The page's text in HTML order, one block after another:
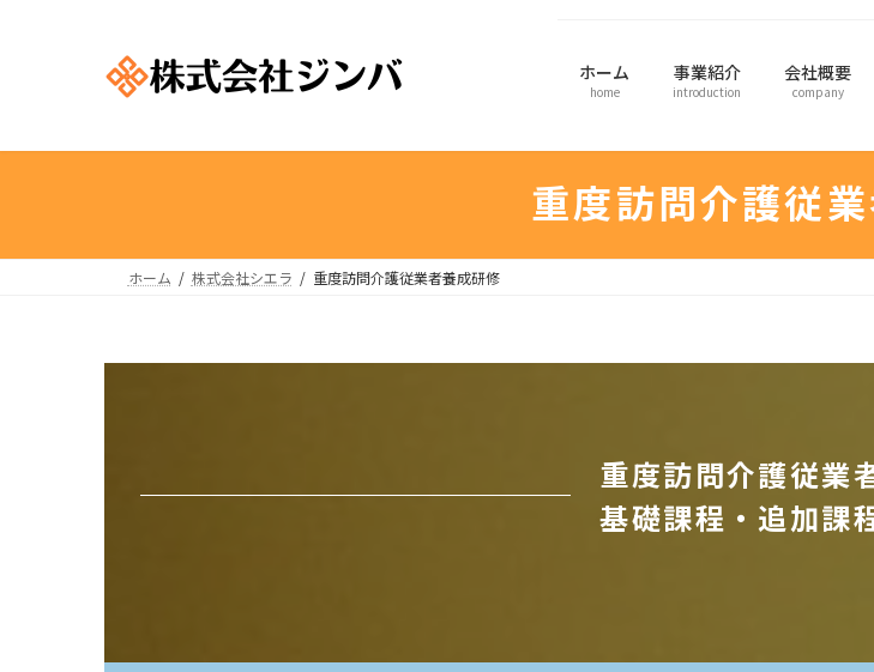
へ
ョ
ホーム
home
事業紹介
introduction
会社概要
company
重度訪問介護従
ホーム 株式会社シエラ 重度訪問介護従業者養成研修
重度訪問介護従業
基礎課程・追加課